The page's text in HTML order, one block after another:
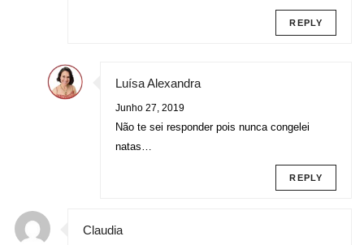
REPLY
Luísa Alexandra
Junho 27, 2019
Não te sei responder pois nunca congelei
natas…
REPLY
Claudia